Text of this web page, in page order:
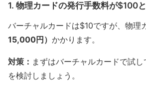
1. 物理カードの発行手数料が$100
バーチャルカードは$10ですが、物理
15,000円） かかります。
対策： まずはバーチャルカードで試
を検討しましょう。